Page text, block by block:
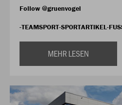
Follow @gruenvogel
-TEAMSPORT-SPORTARTIKEL-
MEHR LESEN